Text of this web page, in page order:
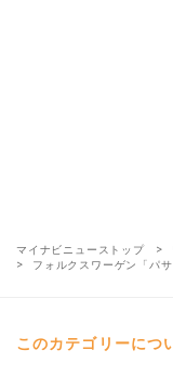
マイナビニューストップ
フォルクスワーゲン「パ
このカテゴリーにつ